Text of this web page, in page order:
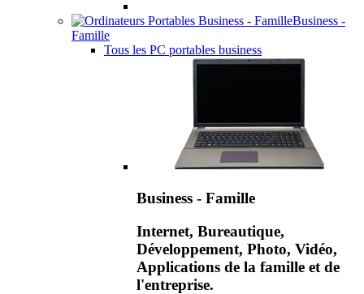
Business -
Famille
Tous les PC portables business
Business - Famille
Internet, Bureautique,
Développement, Photo, Vidéo,
Applications de la famille et de
l'entreprise.